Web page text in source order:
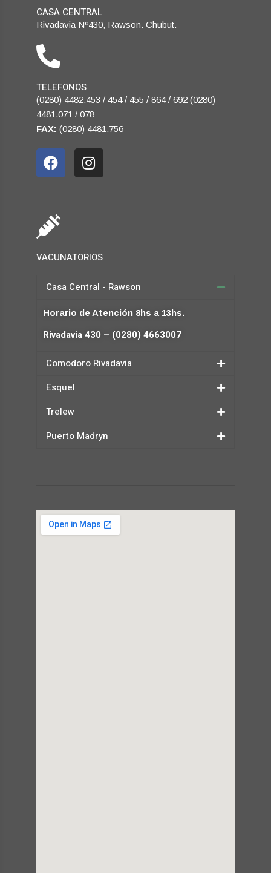
CASA CENTRAL
Rivadavia Nº430, Rawson. Chubut.
TELEFONOS
(0280) 4482.453 / 454 / 455 / 864 / 692 (0280)
4481.071 / 078
FAX: (0280) 4481.756
VACUNATORIOS
Casa Central - Rawson
Horario de Atención 8hs a 13hs.
Rivadavia 430 – (0280) 4663007
Comodoro Rivadavia
Esquel
Trelew
Puerto Madryn